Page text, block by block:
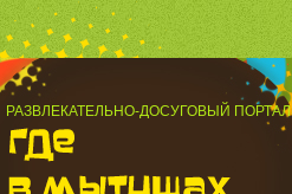
РАЗВЛЕКАТЕЛЬНО-ДОСУГОВЫЙ ПОРТАЛ